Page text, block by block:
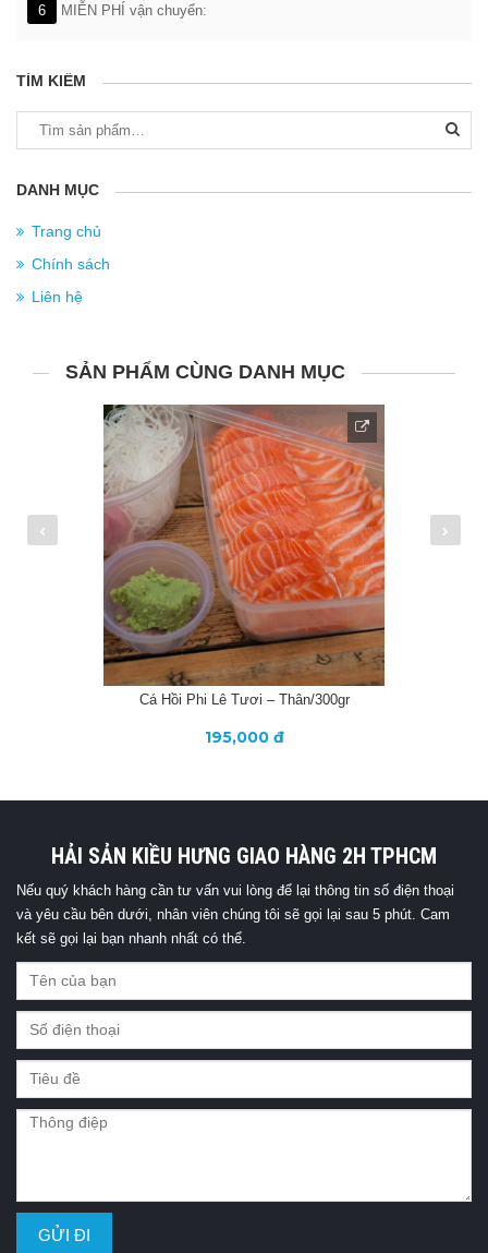
6
MIỄN PHÍ vận chuyển:
TÌM KIẾM
kiếm:
DANH MỤC
Trang chủ
Chính sách
Liên hệ
SẢN PHẨM CÙNG DANH MỤC
Cá Hồi Phi Lê Tươi – Thân/300gr
195,000 đ
HẢI SẢN KIỀU HƯNG GIAO HÀNG 2H TPHCM
Nếu quý khách hàng cần tư vấn vui lòng để lại thông tin số điện thoại
và yêu cầu bên dưới, nhân viên chúng tôi sẽ gọi lại sau 5 phút. Cam
kết sẽ gọi lại bạn nhanh nhất có thể.